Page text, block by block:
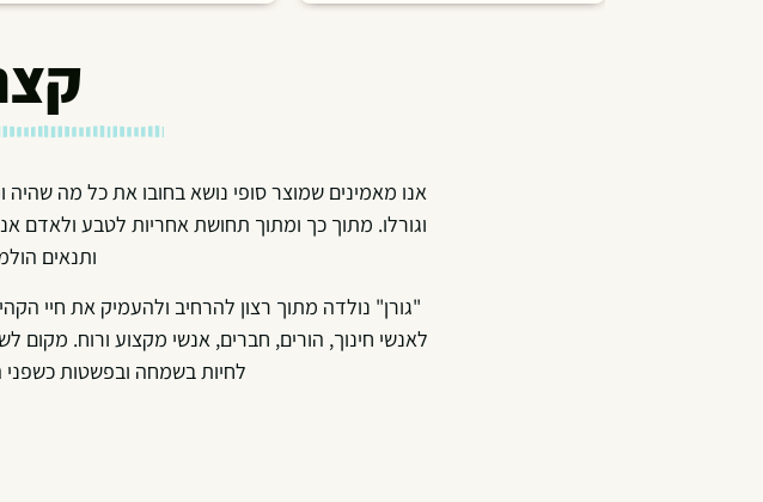
אנו מאמינים שמוצר סופי נושא בחובו את כל מה שהיה
וגורלו. מתוך כך ומתוך תחושת אחריות לטבע ולאדם
ותנאים
"גורן" נולדה מתוך רצון להרחיב ולהעמיק את חיי
לאנשי חינוך, הורים, חברים, אנשי מקצוע ורוח.
לחיות בשמחה ובפשטות